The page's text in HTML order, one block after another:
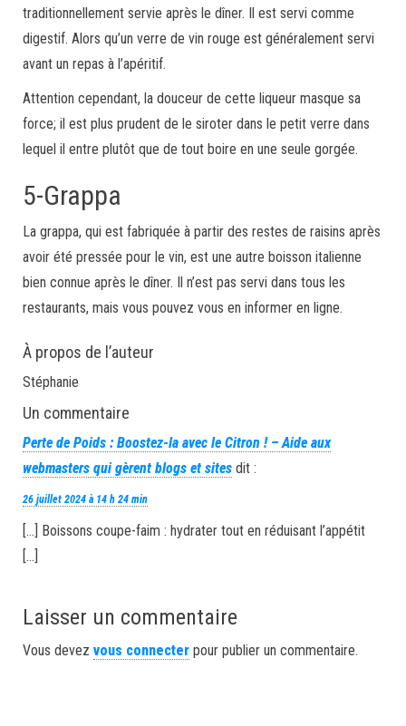
traditionnellement servie après le dîner. Il est servi comme
digestif. Alors qu’un verre de vin rouge est généralement servi
avant un repas à l’apéritif.
Attention cependant, la douceur de cette liqueur masque sa
force; il est plus prudent de le siroter dans le petit verre dans
lequel il entre plutôt que de tout boire en une seule gorgée.
5-Grappa
La grappa, qui est fabriquée à partir des restes de raisins après
avoir été pressée pour le vin, est une autre boisson italienne
bien connue après le dîner. Il n’est pas servi dans tous les
restaurants, mais vous pouvez vous en informer en ligne.
À propos de l’auteur
Stéphanie
Un commentaire
Perte de Poids : Boostez-la avec le Citron ! – Aide aux
webmasters qui gèrent blogs et sites dit :
26 juillet 2024 à 14 h 24 min
[…] Boissons coupe-faim : hydrater tout en réduisant l’appétit
[…]
Laisser un commentaire
Vous devez vous connecter pour publier un commentaire.